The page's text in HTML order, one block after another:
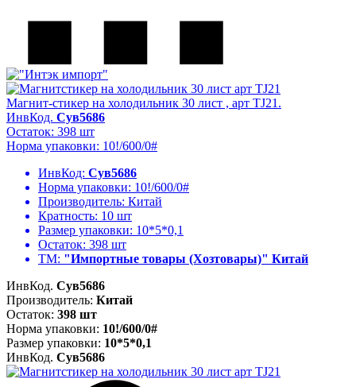
Магнит-стикер на холодильник 30 лист , арт TJ21.
ИнвКод. Сув5686
Остаток: 398 шт
Норма упаковки: 10!/600/0#
ИнвКод: Сув5686
Норма упаковки: 10!/600/0#
Производитель: Китай
Кратность: 10 шт
Размер упаковки: 10*5*0,1
Остаток: 398 шт
ТМ: "Импортные товары (Хозтовары)" Китай
ИнвКод. Сув5686
Производитель: Китай
Остаток: 398 шт
Норма упаковки: 10!/600/0#
Размер упаковки: 10*5*0,1
ИнвКод. Сув5686